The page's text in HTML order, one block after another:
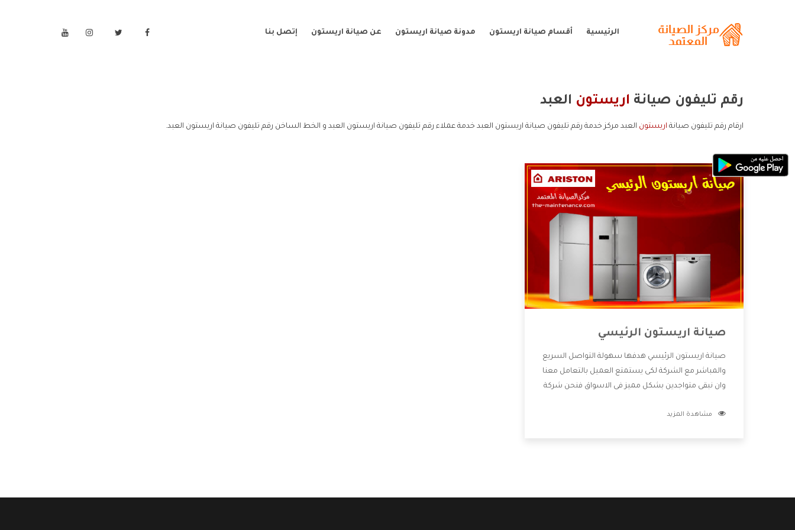
الرئيسية أقسام صيانة اريستون مدونة صيانة اريستون عن صيانة اريستون إتصل بنا
رقم تليفون صيانة اريستون العبد
ارقام رقم تليفون صيانة اريستون العبد مركز خدمة رقم تليفون صيانة اريستون العبد خدمة عملاء رقم تليفون صيانة اريستون العبد و الخط الساخن رقم تليفون صيانة اريستون العبد.
صيانة اريستون الرئيسي
صيانة اريستون الرئيسي هدفها سهولة التواصل السريع
والمباشر مع الشركة لكى يستمتع العميل بالتعامل معنا
وان نبقى متواجدين بشكل مميز فى الاسواق فنحن شركة
بالخدمات التى تنفرد الشركة بها والتى تكون منها خدمة
مشاهدة المزيد